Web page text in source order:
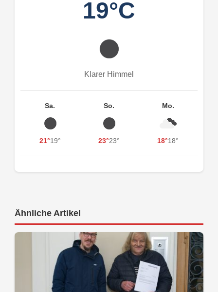
19°C
Klarer Himmel
Sa.
21°19°
So.
23°23°
Mo.
18°18°
Ähnliche Artikel